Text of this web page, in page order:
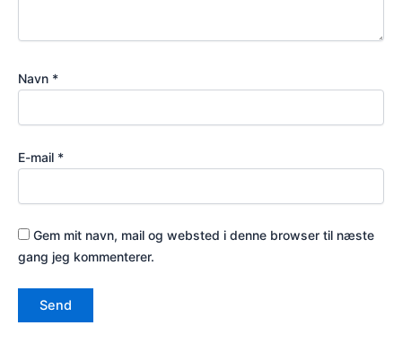
Navn *
E-mail *
Gem mit navn, mail og websted i denne browser til næste
gang jeg kommenterer.